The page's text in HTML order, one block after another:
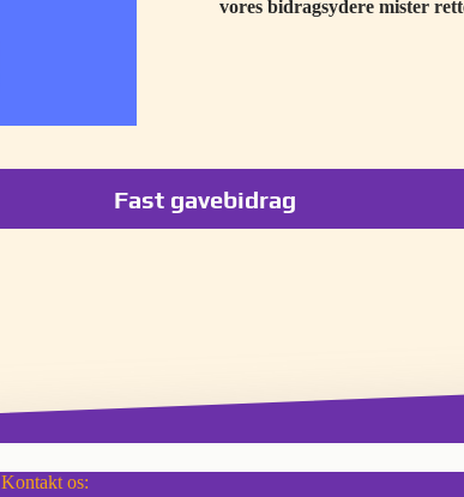
vores bidragsydere mister
Fast gavebidrag
Kontakt os: